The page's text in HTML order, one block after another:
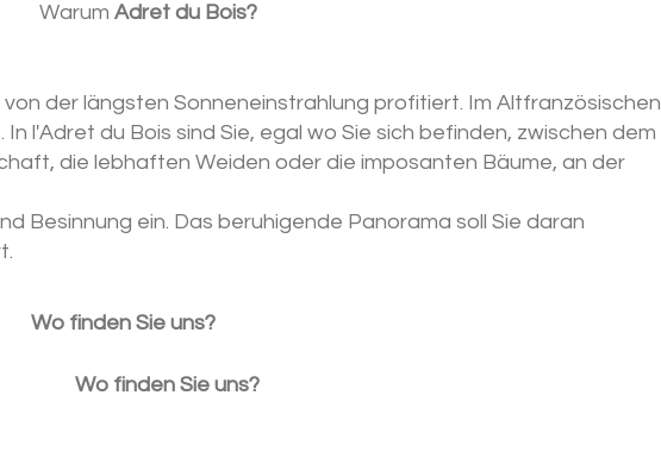
Warum Adret du Bois?
der längsten Sonneneinstrahlung profitiert. Im Altfranzösischen
. In l'Adret du Bois sind Sie, egal wo Sie sich befinden, zwischen dem
die lebhaften Weiden oder die imposanten Bäume, an der
Besinnung ein. Das beruhigende Panorama soll Sie daran
Wo finden Sie uns?
Wo finden Sie uns?